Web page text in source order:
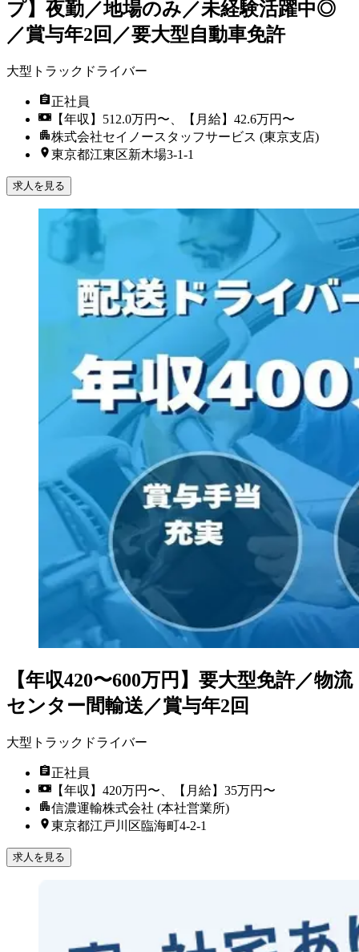
プ】夜勤／地場のみ／未経験活躍中◎
／賞与年2回／要大型自動車免許
大型トラックドライバー
正社員
【年収】512.0万円〜、【月給】42.6万円〜
株式会社セイノースタッフサービス (東京支店)
東京都江東区新木場3-1-1
求人を見る
【年収420〜600万円】要大型免許／物流
センター間輸送／賞与年2回
大型トラックドライバー
正社員
【年収】420万円〜、【月給】35万円〜
信濃運輸株式会社 (本社営業所)
東京都江戸川区臨海町4-2-1
求人を見る